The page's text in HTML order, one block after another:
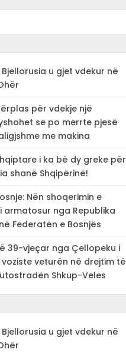
u gjet vdekur në
për vdekje një
se po merrte pjesë
me makina
i ka bë dy greke për
shanë Shqipërinë!
Nën shoqerimin e
armatosur nga Republika
Federatën e Bosnjës
39-vjeçar nga Çellopeku i
veturën në drejtim të
Shkup-Veles
u gjet vdekur në